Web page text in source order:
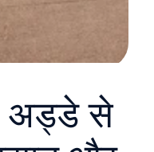
अड्डे से